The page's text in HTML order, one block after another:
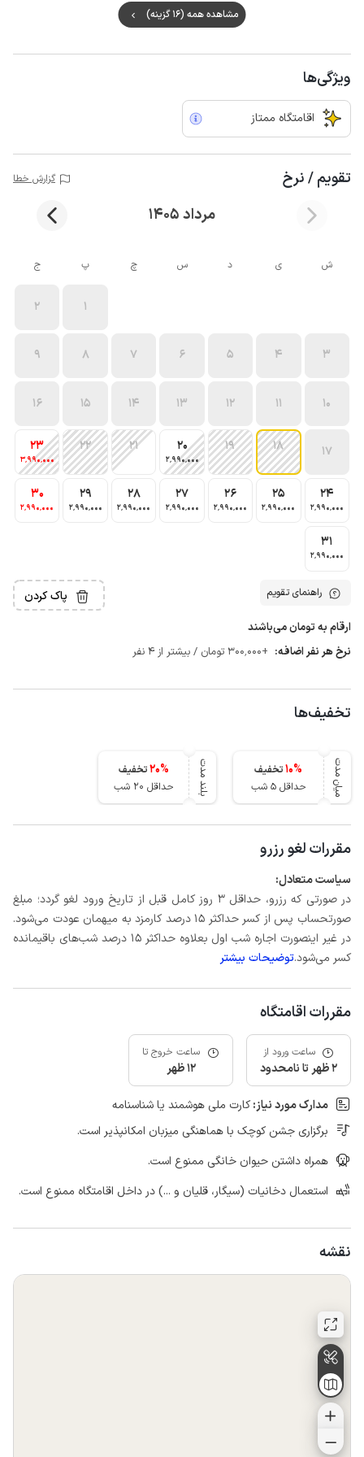
مشاهده همه (16 گزینه)
ویژگی‌ها
اقامتگاه ممتاز
تقویم / نرخ گزارش خطا
مرداد 1405
ش ی د س چ پ ج
1
2
3
4
5
6
7
8
9
10
11
12
13
14
15
16
17
18
19
20
2٬990٬000
21
22
23
3٬990٬000
24
2٬990٬000
25
2٬990٬000
26
2٬990٬000
27
2٬990٬000
28
2٬990٬000
29
2٬990٬000
30
2٬990٬000
31
2٬990٬000
راهنمای تقویم پاک کردن
ارقام به تومان می‌باشند
نرخ هر نفر اضافه: +300٬000 تومان / بیشتر از 4 نفر
تخفیف‌ها
میان مدت 10%
تخفیف
حداقل 5 شب
بلند مدت 20%
تخفیف
حداقل 20 شب
مقررات لغو رزرو
سیاست متعادل:
در صورتی که رزرو، حداقل 3 روز کامل قبل از تاریخ ورود لغو گردد؛ مبلغ
صورتحساب پس از کسر حداکثر 15 درصد کارمزد به میهمان عودت می‌شود.
در غیر اینصورت اجاره شب اول بعلاوه حداکثر 15 درصد شب‌های باقیمانده
کسر می‌شود.توضیحات بیشتر
مقررات اقامتگاه
ساعت ورود از
2 ظهر تا نامحدود
ساعت خروج تا
12 ظهر
مدارک مورد نیاز:کارت ملی هوشمند یا شناسنامه
برگزاری جشن کوچک با هماهنگی میزبان امکانپذیر است.
همراه داشتن حیوان خانگی ممنوع است.
استعمال دخانیات (سیگار، قلیان و ...) در داخل اقامتگاه ممنوع است.
نقشه